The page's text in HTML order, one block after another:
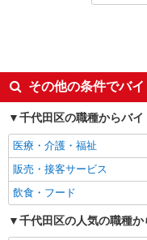
土日祝休み
その他の条件でバ
千代田区の職種からバ
医療・介護・福祉
販売・接客サービス
飲食・フード
千代田区の人気の職種